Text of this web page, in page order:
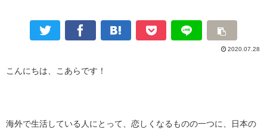
2020.07.28
こんにちは、こあらです！
海外で生活している人にとって、恋しくなるものの一つに、日本の